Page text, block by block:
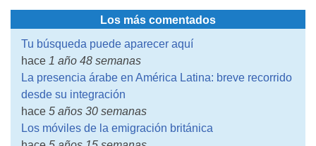
Los más comentados
Tu búsqueda puede aparecer aquí
hace 1 año 48 semanas
La presencia árabe en América Latina: breve recorrido
desde su integración
hace 5 años 30 semanas
Los móviles de la emigración británica